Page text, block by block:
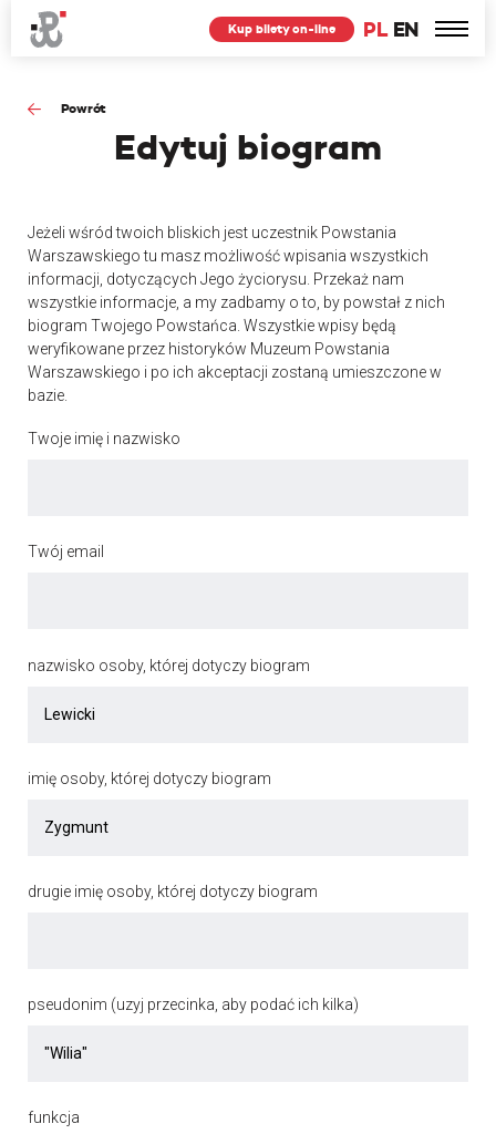
PL EN
Kup bilety on-line
Powrót
Edytuj biogram
Jeżeli wśród twoich bliskich jest uczestnik Powstania
Warszawskiego tu masz możliwość wpisania wszystkich
informacji, dotyczących Jego życiorysu. Przekaż nam
wszystkie informacje, a my zadbamy o to, by powstał z nich
biogram Twojego Powstańca. Wszystkie wpisy będą
weryfikowane przez historyków Muzeum Powstania
Warszawskiego i po ich akceptacji zostaną umieszczone w
bazie.
Twoje imię i nazwisko
Twój email
nazwisko osoby, której dotyczy biogram
imię osoby, której dotyczy biogram
drugie imię osoby, której dotyczy biogram
pseudonim (uzyj przecinka, aby podać ich kilka)
funkcja